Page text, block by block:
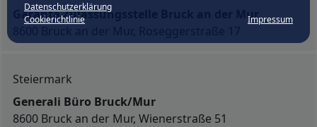
Datenschutzerklärung
Cookierichtlinie
Impressum
Garanta Zulassungsstelle Bruck an der Mur
Steiermark
Generali Büro Bruck/Mur
8600 Bruck an der Mur, Wienerstraße 51